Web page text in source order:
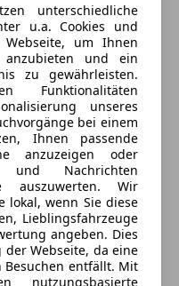
unterschiedliche
u.a. Cookies und
um Ihnen
anzubieten und ein
zu gewährleisten.
Funktionalitäten
unseres
bei einem
Ihnen passende
anzuzeigen oder
und Nachrichten
auszuwerten. Wir
lokal, wenn Sie diese
Lieblingsfahrzeuge
angeben. Dies
Webseite, da eine
Besuchen entfällt. Mit
nutzungsbasierte